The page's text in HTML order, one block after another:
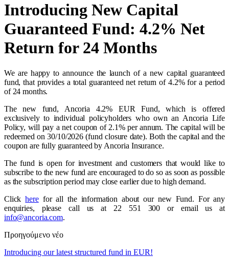
Introducing New Capital
Guaranteed Fund: 4.2% Net
Return for 24 Months
We are happy to announce the launch of a new capital guaranteed
fund, that provides a total guaranteed net return of 4.2% for a period
of 24 months.
The new fund, Ancoria 4.2% EUR Fund, which is offered
exclusively to individual policyholders who own an Ancoria Life
Policy, will pay a net coupon of 2.1% per annum. The capital will be
redeemed on 30/10/2026 (fund closure date). Both the capital and the
coupon are fully guaranteed by Ancoria Insurance.
The fund is open for investment and customers that would like to
subscribe to the new fund are encouraged to do so as soon as possible
as the subscription period may close earlier due to high demand.
Clickherefor all the information about our new Fund. For any
enquiries, please call us at 22 551 300 or email us at
info@ancoria.com.
Προηγούμενο νέο
Introducing our latest structured fund in EUR!